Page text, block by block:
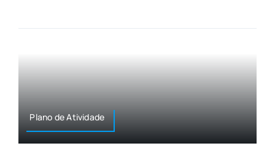
Plano de Atividade